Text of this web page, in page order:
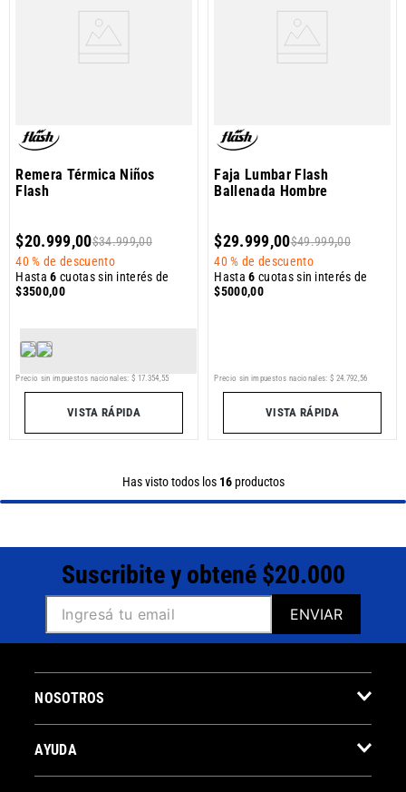
Remera Térmica Niños
Flash
$20.999,00$34.999,00
40 % de descuento
Hasta6 cuotas sin interés de
$3500,00
Precio sin impuestos nacionales: $ 17 354 55
VISTA RÁPIDA
Faja Lumbar Flash
Ballenada Hombre
$29.999,00$49.999,00
40 % de descuento
Hasta6 cuotas sin interés de
$5000,00
Precio sin impuestos nacionales: $ 24 792 56
VISTA RÁPIDA
Has visto todos los 16productos
Suscribite y obtené $20.000
ENVIAR
NOSOTROS
AYUDA